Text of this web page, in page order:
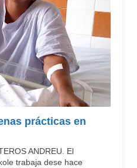
prácticas en
ANDREU. El
trabaja dese hace